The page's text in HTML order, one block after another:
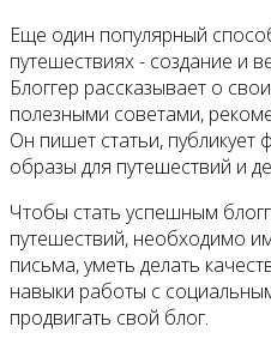
Еще один популярный
путешествиях - создание и
Блоггер рассказывает о
полезными советами,
Он пишет статьи, публикует
образы для путешествий и
Чтобы стать успешным
путешествий, необходимо
письма, уметь делать
навыки работы с
продвигать свой блог.